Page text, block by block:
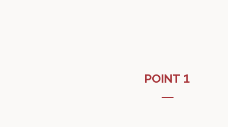
POINT 1